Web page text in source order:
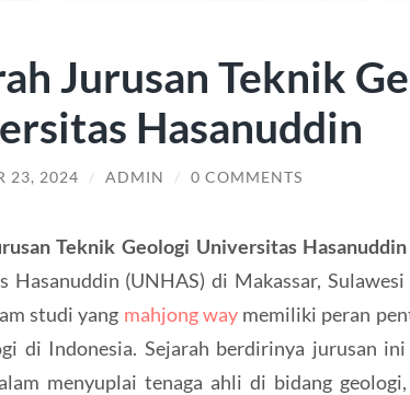
Jurusan Teknik
Hasanuddin
23, 2024 / ADMIN / 0 COMMENTS
Teknik Geologi Universitas Hasanuddin
Hasanuddin (UNHAS) di Makassar,
studi yang mahjong waymemiliki peran
di Indonesia. Sejarah berdirinya jurusan
menyuplai tenaga ahli di bidang